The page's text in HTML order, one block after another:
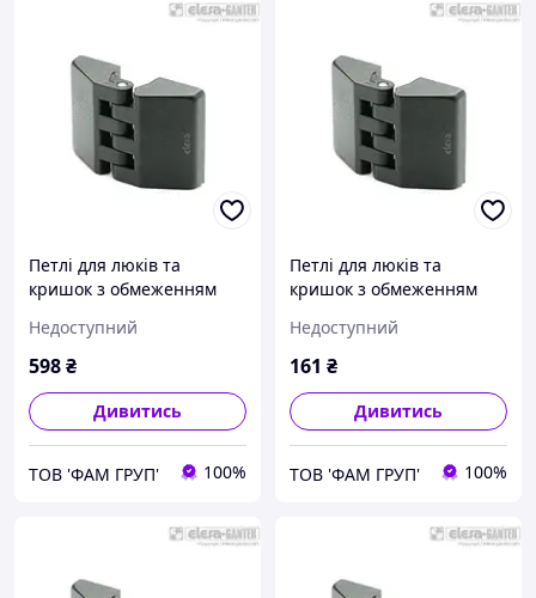
Петлі для люків та
кришок з обмеженням
(-80° та + 120°) CFE.40 p-
M4x18
Недоступний
598₴
Дивитись
ТОВ 'ФАМ ГРУП' 100%
Петлі для люків та
кришок з обмеженням
(-80° та + 120°) CFE.40 CH-
4
Недоступний
161 ₴
Дивитись
ТОВ 'ФАМ ГРУП' 100%